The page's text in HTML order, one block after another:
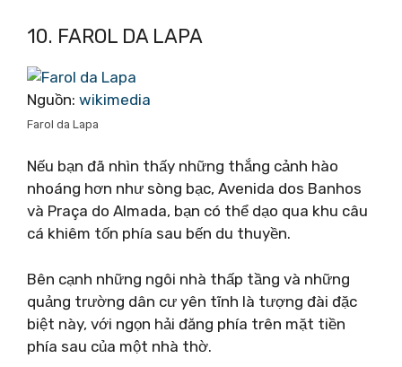
10. FAROL DA LAPA
Nguồn: wikimedia
Farol da Lapa
Nếu bạn đã nhìn thấy những thắng cảnh hào
nhoáng hơn như sòng bạc, Avenida dos Banhos
và Praça do Almada, bạn có thể dạo qua khu câu
cá khiêm tốn phía sau bến du thuyền.
Bên cạnh những ngôi nhà thấp tầng và những
quảng trường dân cư yên tĩnh là tượng đài đặc
biệt này, với ngọn hải đăng phía trên mặt tiền
phía sau của một nhà thờ.